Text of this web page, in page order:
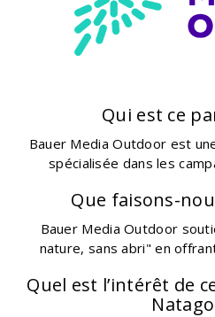
Qui est ce
Bauer Media Outdoor est
spécialisée dans les
Que faisons-
Bauer Media Outdoor
nature, sans abri" en
Quel est l’intérêt de